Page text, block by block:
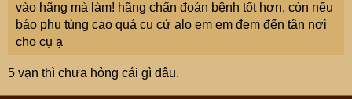
vào hãng mà làm! hãng chẩn đoán bệnh tốt hơn, còn nếu
báo phụ tùng cao quá cụ cứ alo em em đem đến tận nơi
cho cụ ạ
5 vạn thì chưa hỏng cái gì đâu.